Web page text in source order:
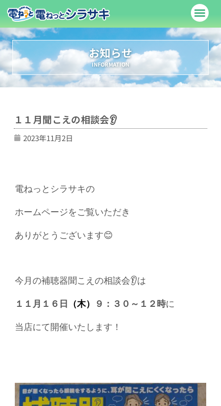
お知らせ
INFORMATION
１１月聞こえの相談会👂
2023年11月2日
電ねっとシラサキの
ホームページをご覧いただき
ありがとうございます😊
今月の補聴器聞こえの相談会👂は
１１月１６日 （木） ９：３０～１２時に
当店にて開催いたします！